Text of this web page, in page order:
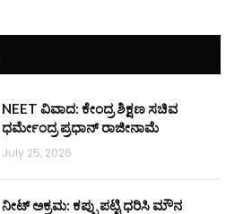
NEET ವಿವಾದ: ಕೇಂದ್ರ ಶಿಕ್ಷಣ ಸಚಿವ
ಧರ್ಮೇಂದ್ರ ಪ್ರಧಾನ್ ರಾಜೀನಾಮೆ
July 25, 2026
ನೀಟ್ ಅಕ್ರಮ: ಕಪ್ಪು ಪಟ್ಟಿ ಧರಿಸಿ ಮೌನ